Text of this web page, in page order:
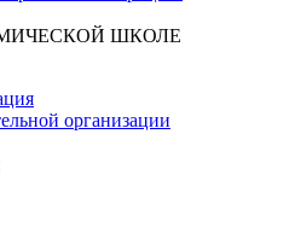
ШКОЛЕ
организации